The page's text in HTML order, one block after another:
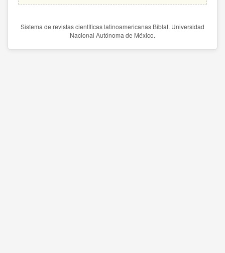
Sistema de revistas científicas latinoamericanas Biblat. Universidad
Nacional Autónoma de México.